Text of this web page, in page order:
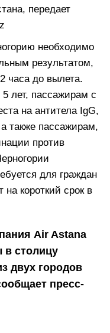
передает
необходимо
результатом,
часа до вылета.
лет, пассажирам с
на антитела IgG,
также пассажирам,
против
для граждан
на короткий срок в
Air Astana
в столицу
двух городов
пресс-